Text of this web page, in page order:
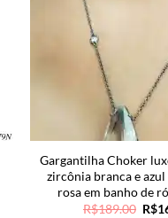
Gargantilha Choker
zircônia branca e azul
rosa em banho de
R$189.00 O
R$